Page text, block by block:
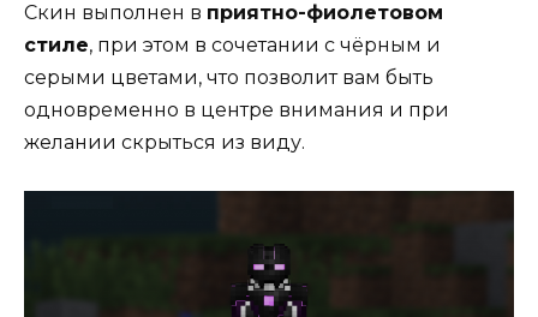
Скин выполнен в приятно-фиолетовом
стиле, при этом в сочетании с чёрным и
серыми цветами, что позволит вам быть
одновременно в центре внимания и при
желании скрыться из виду.